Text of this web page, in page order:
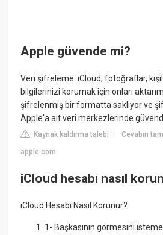
Apple güvende mi?
Veri şifreleme. iCloud; fotoğraflar,
bilgilerinizi korumak için onları
şifrelenmiş bir formatta saklıyor ve
Apple'a ait veri merkezlerinde
Kaynak kaldırma talebi |Cevabın
apple.com
iCloud hesabı nasıl
iCloud Hesabı Nasıl Korunur?
1- Başkasının görmesini